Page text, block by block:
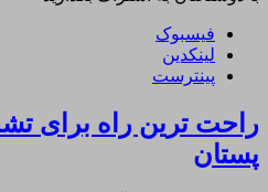
فیسبوک
لینکدین
پینترست
راحت ترین راه برای
پستان